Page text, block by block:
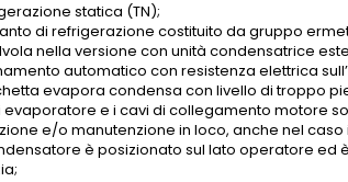
statica (TN);
di refrigerazione costituito da gruppo
nella versione con unità condensatrice
automatico con resistenza elettrica
evapora condensa con livello di troppo
evaporatore e i cavi di collegamento motore
e/o manutenzione in loco, anche nel
è posizionato sul lato operatore ed